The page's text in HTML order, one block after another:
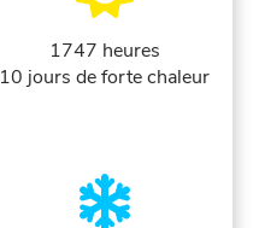
1747 heures
10 jours de forte chaleur